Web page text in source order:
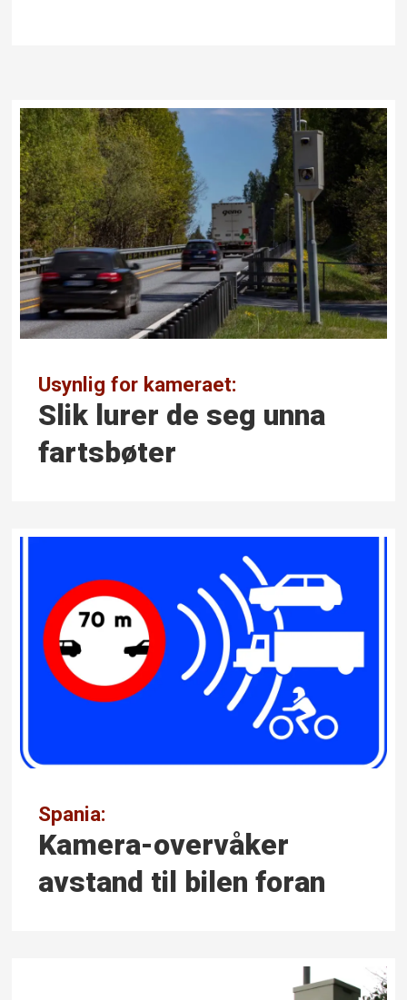
Usynlig for kameraet:
Slik lurer de seg unna
fartsbøter
Spania:
Kamera-overvåker
avstand til bilen foran